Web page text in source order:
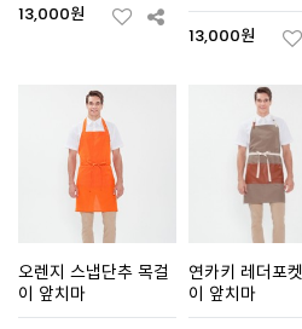
13,000원
13,000원
오렌지 스냅단추 목걸
이 앞치마
연카키 레더포
이 앞치마